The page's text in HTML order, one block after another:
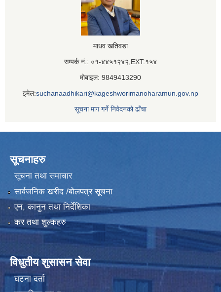
माधव खतिवडा
सम्पर्क नं.: ०१-४४५१२४२,EXT:१५४
मोबाइल: 9849413290
इमेल:suchanaadhikari@kageshworimanoharamun.gov.np
सूचना माग गर्ने निवेदनको ढाँचा
सूचनाहरु
सूचना तथा समाचार
सार्वजनिक खरीद /बोलपत्र सूचना
एन, कानुन तथा निर्देशिका
कर तथा शुल्कहरु
विधुतीय शुसासन सेवा
घटना दर्ता